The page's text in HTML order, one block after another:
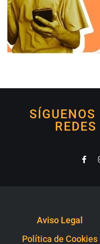
Aviso Legal
Política de Cookies